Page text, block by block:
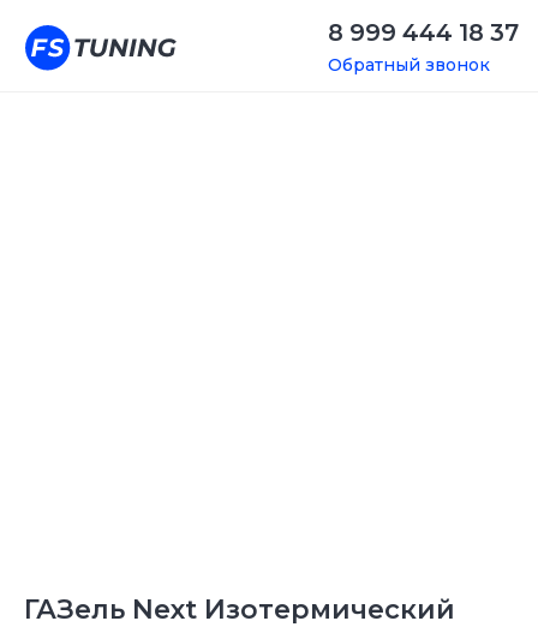
8 999 444 18 37
Обратный звонок
ГАЗель Next Изотермический